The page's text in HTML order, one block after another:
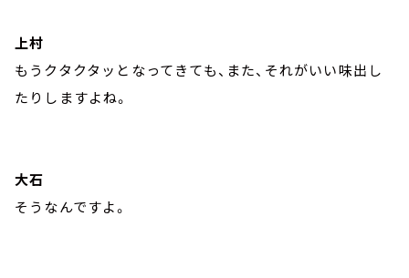
上村
もうクタクタッとなってきても、また、それがいい味出し
たりしますよね。
大石
そうなんですよ。